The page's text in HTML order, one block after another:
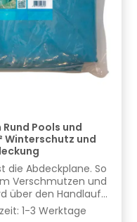
Pools und
Winterschutz und
die Abdeckplane. So
Verschmutzen und
über den Handlauf
befestigt.
EU
1-3 Werktage